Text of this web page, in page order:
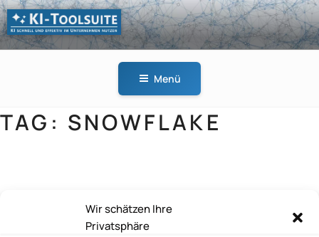
Wir schätzen Ihre
Privatsphäre
Zum
Inhalt
springen
KI-
Menü
TAG: SNOWFLAKE